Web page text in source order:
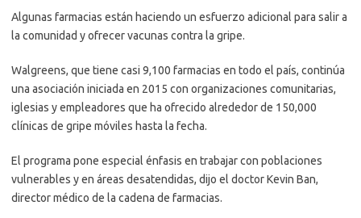
Algunas farmacias están haciendo un esfuerzo adicional para salir a
la comunidad y ofrecer vacunas contra la gripe.
Walgreens, que tiene casi 9,100 farmacias en todo el país, continúa
una asociación iniciada en 2015 con organizaciones comunitarias,
iglesias y empleadores que ha ofrecido alrededor de 150,000
clínicas de gripe móviles hasta la fecha.
El programa pone especial énfasis en trabajar con poblaciones
vulnerables y en áreas desatendidas, dijo el doctor Kevin Ban,
director médico de la cadena de farmacias.